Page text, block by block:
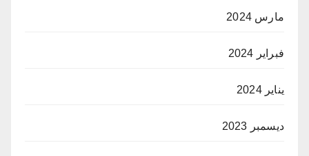
مارس 2024
فبراير 2024
يناير 2024
ديسمبر 2023